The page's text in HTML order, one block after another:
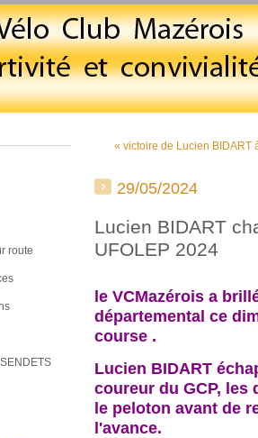
route
« victoire de Lucien BIDART
29/05/2024
Lucien BIDART
UFOLEP 2024
le VCMazérois a
départemental ce
course .
Lucien BIDART
coureur du GCP, les
le peloton avant de
l'avance.